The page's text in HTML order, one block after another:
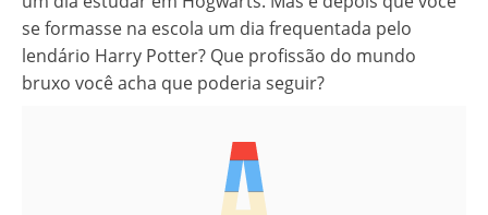
se formasse na escola um dia frequentada pelo
lendário Harry Potter? Que profissão do mundo
bruxo você acha que poderia seguir?